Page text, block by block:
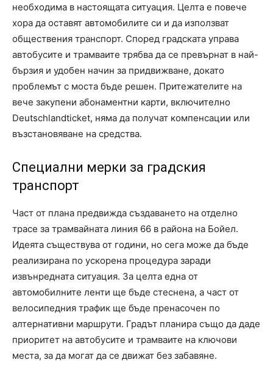
необходима в настоящата ситуация. Целта е повече
хора да оставят автомобилите си и да използват
обществения транспорт. Според градската управа
автобусите и трамваите трябва да се превърнат в най-
бързия и удобен начин за придвижване, докато
проблемът с моста бъде решен. Притежателите на
вече закупени абонаментни карти, включително
Deutschlandticket, няма да получат компенсации или
възстановяване на средства.
Специални мерки за градския
транспорт
Част от плана предвижда създаването на отделно
трасе за трамвайната линия 66 в района на Бойел.
Идеята съществува от години, но сега може да бъде
реализирана по ускорена процедура заради
извънредната ситуация. За целта една от
автомобилните ленти ще бъде стеснена, а част от
велосипедния трафик ще бъде пренасочен по
алтернативни маршрути. Градът планира също да даде
приоритет на автобусите и трамваите на ключови
места, за да могат да се движат без забавяне.